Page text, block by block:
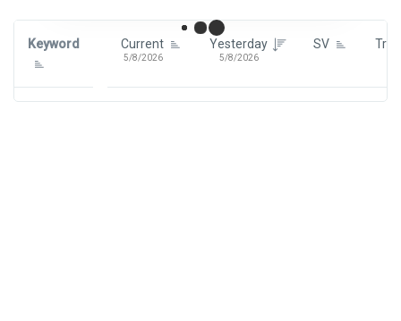
Keyword Current
5/8/2026
Yesterday
5/8/2026
SV